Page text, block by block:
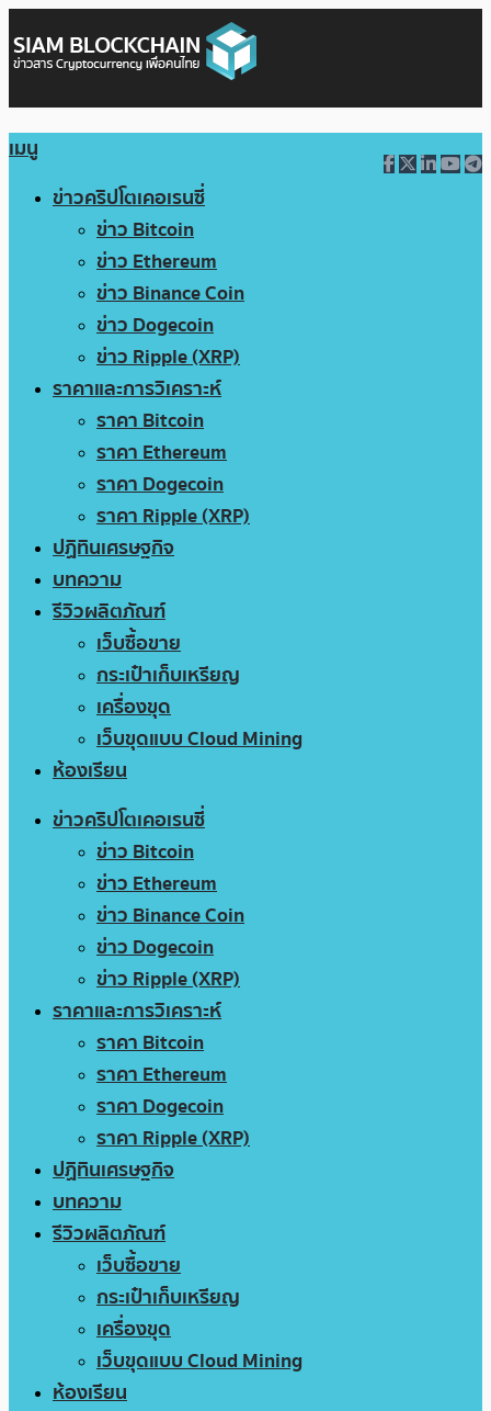
เมนู
ข่าวคริปโตเคอเรนซี่
ข่าว Bitcoin
ข่าว Ethereum
ข่าว Binance Coin
ข่าว Dogecoin
ข่าว Ripple (XRP)
ราคาและการวิเคราะห์
ราคา Bitcoin
ราคา Ethereum
ราคา Dogecoin
ราคา Ripple (XRP)
ปฏิทินเศรษฐกิจ
บทความ
รีวิวผลิตภัณฑ์
เว็บซื้อขาย
กระเป๋าเก็บเหรียญ
เครื่องขุด
เว็บขุดแบบ Cloud Mining
ห้องเรียน
ข่าวคริปโตเคอเรนซี่
ข่าว Bitcoin
ข่าว Ethereum
ข่าว Binance Coin
ข่าว Dogecoin
ข่าว Ripple (XRP)
ราคาและการวิเคราะห์
ราคา Bitcoin
ราคา Ethereum
ราคา Dogecoin
ราคา Ripple (XRP)
ปฏิทินเศรษฐกิจ
บทความ
รีวิวผลิตภัณฑ์
เว็บซื้อขาย
กระเป๋าเก็บเหรียญ
เครื่องขุด
เว็บขุดแบบ Cloud Mining
ห้องเรียน